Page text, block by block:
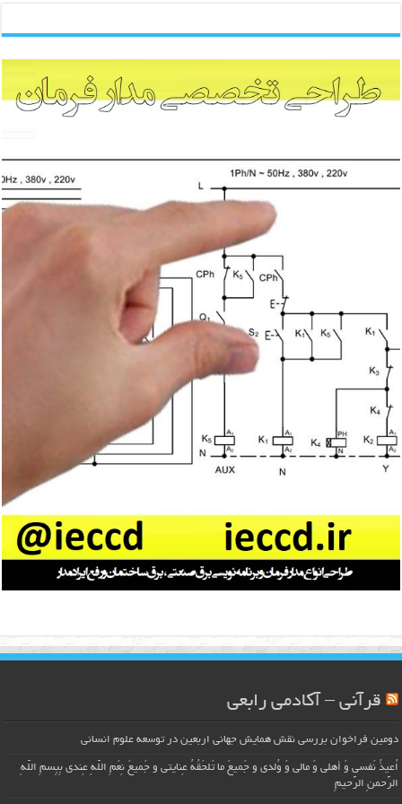
قرآنی – آکادمی رابعی
دومین فراخوان بررسی نقش همایش جهانی اربعین در توسعه علوم انسانی
اُعیذُ نَفسی وَ أهلی وَ مالی وَ وُلدی و جَمیعَ ما تَلحَقُهُ عِنایتی و جَمیعَ نِعَمِ اللّهِ عِندی بِبِسمِ اللّهِ
الرَّحمنِ الرَّحیمِ